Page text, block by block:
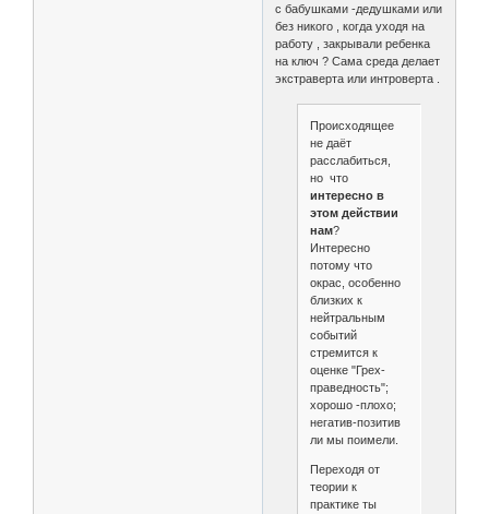
с бабушками -дедушками или
без никого , когда уходя на
работу , закрывали ребенка
на ключ ? Сама среда делает
экстраверта или интроверта .
Происходящее
не даёт
расслабиться,
но что
интересно в
этом действии
нам?
Интересно
потому что
окрас, особенно
близких к
нейтральным
событий
стремится к
оценке "Грех-
праведность";
хорошо -плохо;
негатив-позитив
ли мы поимели.
Переходя от
теории к
практике ты